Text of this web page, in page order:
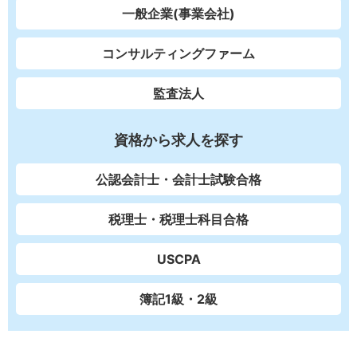
一般企業(事業会社)
コンサルティングファーム
監査法人
資格から求人を探す
公認会計士・会計士試験合格
税理士・税理士科目合格
USCPA
簿記1級・2級